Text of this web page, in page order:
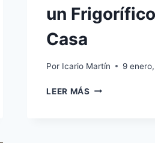
un
Casa
Por Icario Martín 9
LEER MÁS REQUISITOS